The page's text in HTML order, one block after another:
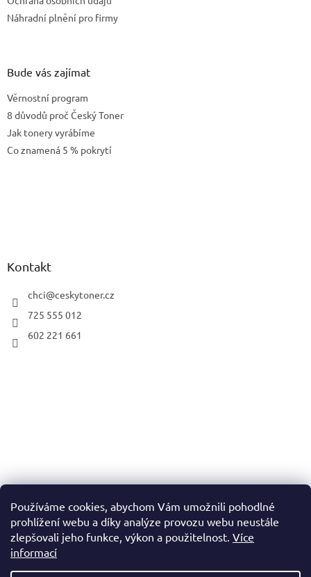
Používáme cookies, abychom Vám umožnili pohodlné
prohlížení webu a díky analýze provozu webu neustále
zlepšovali jeho funkce, výkon a použitelnost. Více
informací
Náhradní plnění pro firmy
Bude vás zajímat
Věrnostní program
8 důvodů proč Český Toner
Jak tonery vyrábíme
Co znamená 5 % pokrytí
Kontakt
chci@ceskytoner.cz
725 555 012
602 221 661